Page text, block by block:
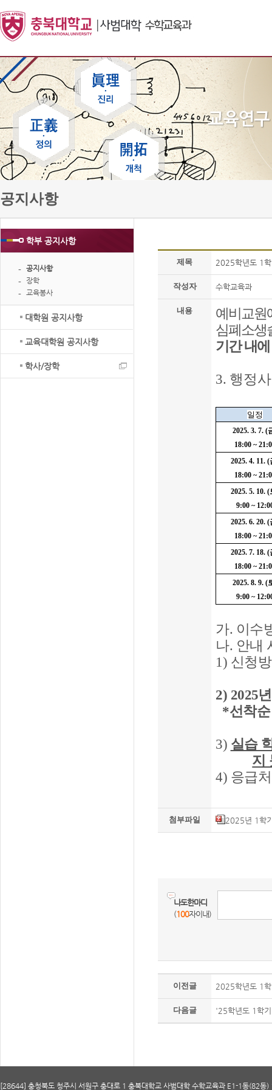
학부 공지사항
공지사항
장학
교육봉사
대학원 공지사항
교육대학원 공지사항
학사/장학
공지사항
제목 2025학년도 1학
작성자 수학교육과
내용
예비교원
심폐소생
기간 내
3. 행정
일정
2025. 3. 7. (
18:00 ~
2025. 4. 11. (
18:00 ~
2025. 5. 10. (
9:00 ~
2025. 6. 20. (
18:00 ~
2025. 7. 18. (
18:00 ~
2025. 8. 9. (
9:00 ~
가. 이수
나. 안내
1) 신청
2) 2025
*선착
3) 실습
지
4) 응급
첨부파일 2025년 1학
나도한마디
(100자이내)
이전글 2025학년도 1
다음글 '25학년도 1학
[28644] 충청북도 청주시 서원구 충대로 1 충북대학교 사범대학 수학교육과 E1-1동(82동)